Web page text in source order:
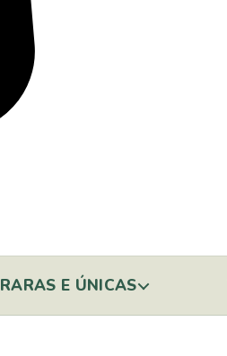
RARAS E ÚNICAS